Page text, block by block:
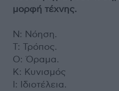
μορφή τέχνης.
Ν: Νόηση.
Τ: Τρόπος.
Ο: Όραμα.
Κ: Κυνισμός
Ι: Ιδιοτέλεια.